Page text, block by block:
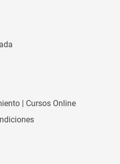
| Cursos Online